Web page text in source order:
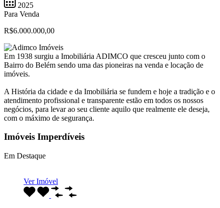
2025
Para Venda
R$6.000.000,00
Em 1938 surgiu a Imobiliária ADIMCO que cresceu junto com o
Bairro do Belém sendo uma das pioneiras na venda e locação de
imóveis.
A História da cidade e da Imobiliária se fundem e hoje a tradição e o
atendimento profissional e transparente estão em todos os nossos
negócios, para levar ao seu cliente aquilo que realmente ele deseja,
com o máximo de segurança.
Imóveis Imperdíveis
Em Destaque
Ver Imóvel